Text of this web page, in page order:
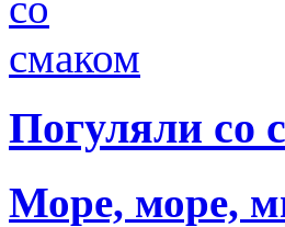
Погуляли со
Море, море,